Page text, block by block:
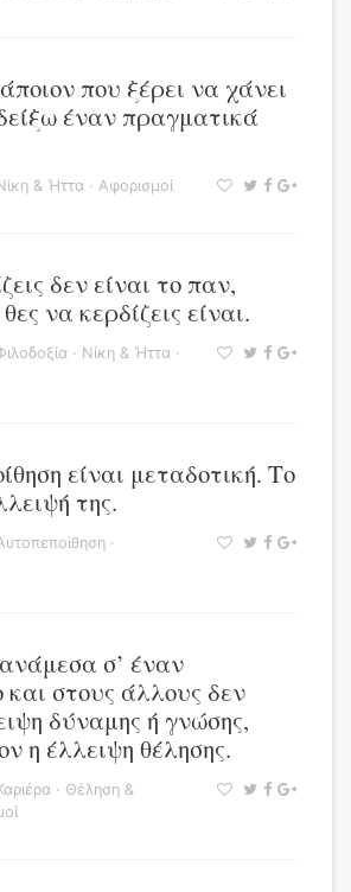
που ξέρει να χάνει
έναν πραγματικά
& Ήττα · Αφορισμοί
δεν είναι το παν,
να κερδίζεις είναι.
· Νίκη & Ήττα ·
είναι μεταδοτική. Το
της.
·
σ’ έναν
και στους άλλους δεν
δύναμης ή γνώσης,
η έλλειψη θέλησης.
· Θέληση &